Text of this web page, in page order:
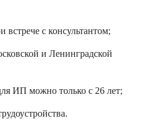
встрече с консультантом;
и Ленинградской
ИП можно только с 26 лет;